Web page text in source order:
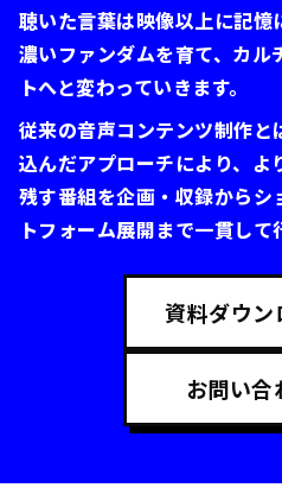
聴いた言葉は映像以上に記憶
濃いファンダムを育て、カル
トへと変わっていきます。
従来の音声コンテンツ制作
込んだアプローチにより、よ
残す番組を企画・収録からシ
トフォーム展開まで一貫して
資料ダウン
お問い合